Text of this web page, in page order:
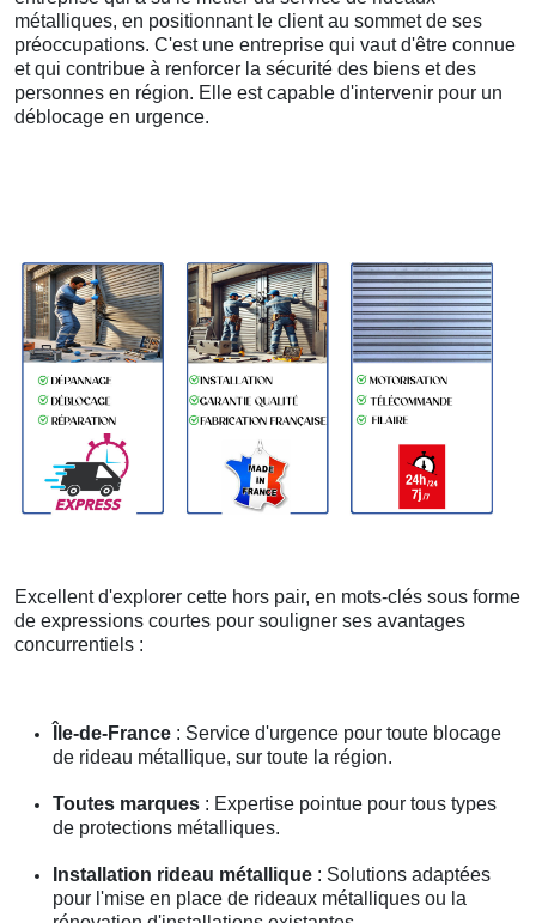
métalliques, en positionnant le client au sommet de ses
préoccupations. C'est une entreprise qui vaut d'être connue
et qui contribue à renforcer la sécurité des biens et des
personnes en région. Elle est capable d'intervenir pour un
déblocage en urgence.
Excellent d'explorer cette hors pair, en mots-clés sous forme
de expressions courtes pour souligner ses avantages
concurrentiels :
Île-de-France : Service d'urgence pour toute blocage
de rideau métallique, sur toute la région.
Toutes marques : Expertise pointue pour tous types
de protections métalliques.
Installation rideau métallique : Solutions adaptées
pour l'mise en place de rideaux métalliques ou la